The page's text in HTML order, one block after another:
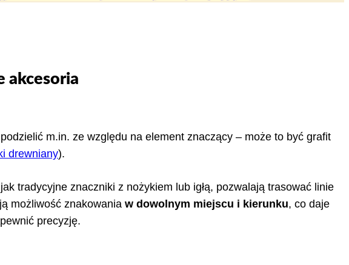
akcesoria
m.in. ze względu na element znaczący – może to być grafit
drewniany).
tradycyjne znaczniki z nożykiem lub igłą, pozwalają trasować linie
możliwość znakowania w dowolnym miejscu i kierunku, co daje
precyzję.